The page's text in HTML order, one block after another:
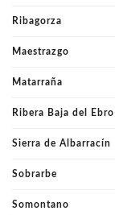
Ribagorza
Maestrazgo
Matarraña
Ribera Baja del Ebro
Sierra de Albarracín
Sobrarbe
Somontano